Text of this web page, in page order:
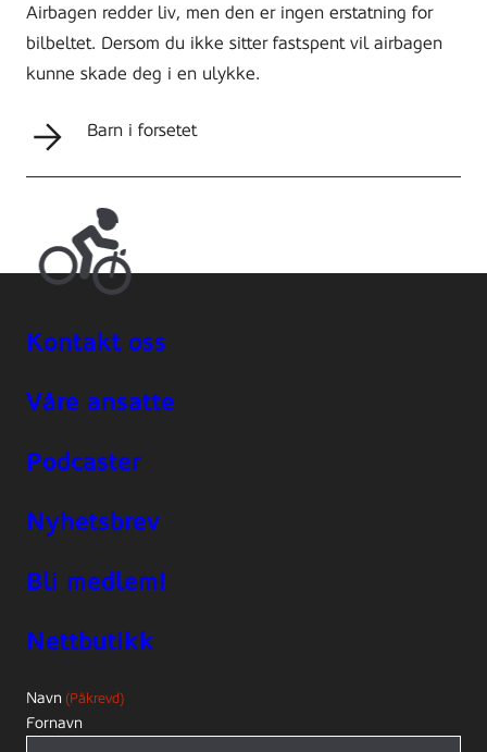
Airbagen redder liv, men den er ingen erstatning for
bilbeltet. Dersom du ikke sitter fastspent vil airbagen
kunne skade deg i en ulykke.
Barn i forsetet
Kontakt oss
Våre ansatte
Podcaster
Nyhetsbrev
Bli medlem!
Nettbutikk
Navn (Påkrevd)
Fornavn